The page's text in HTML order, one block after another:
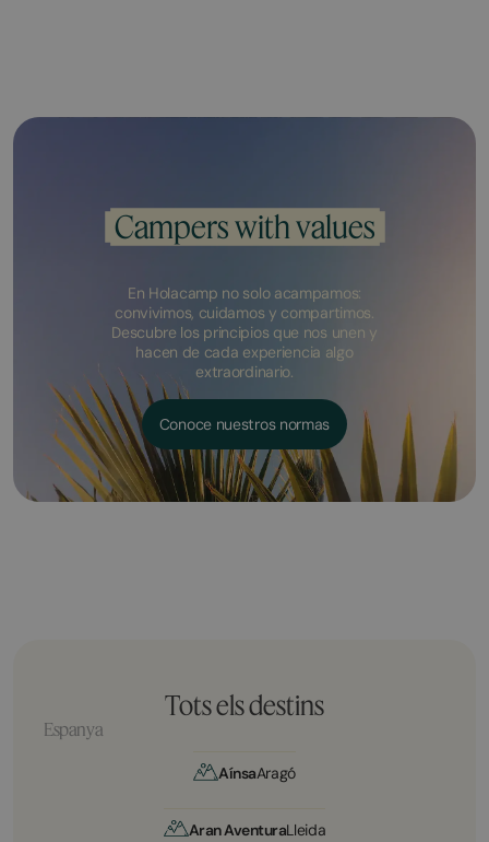
Campers with values
En Holacamp no solo acampamos:
convivimos, cuidamos y compartimos.
Descubre los principios que nos unen y
hacen de cada experiencia algo
extraordinario.
Conoce nuestros normas
Tots els destins
Espanya
AínsaAragó
Aran AventuraLleida